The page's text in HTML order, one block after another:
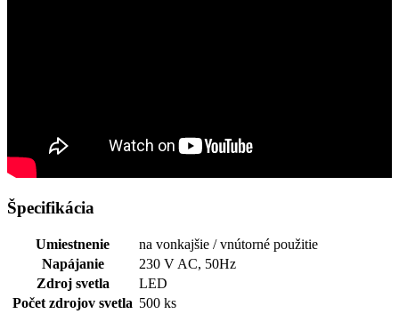
Špecifikácia
Umiestnenie
na vonkajšie / vnútorné použitie
Napájanie
230 V AC, 50Hz
Zdroj svetla
LED
Počet zdrojov svetla 500 ks